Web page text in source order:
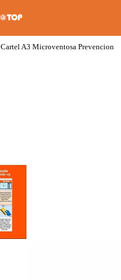
Cartel A3 Microventosa Prevencion